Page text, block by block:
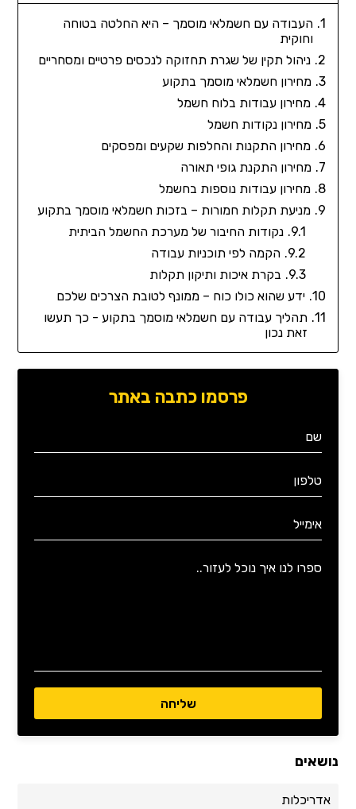
העבודה עם חשמלאי מוסמך – היא החלטה בטוחה
וחוקית
ניהול תקין של שגרת תחזוקה לנכסים פרטיים ומסחריים
מחירון חשמלאי מוסמך בתקוע
מחירון עבודות בלוח חשמל
מחירון נקודות חשמל
מחירון התקנות והחלפות שקעים ומפסקים
מחירון התקנת גופי תאורה
מחירון עבודות נוספות בחשמל
מניעת תקלות חמורות – בזכות חשמלאי מוסמך בתקוע
נקודות החיבור של מערכת החשמל הביתית
הקמה לפי תוכניות עבודה
בקרת איכות ותיקון תקלות
ידע שהוא כולו כוח – ממונף לטובת הצרכים שלכם
תהליך עבודה עם חשמלאי מוסמך בתקוע - כך תעשו
זאת נכון
פרסמו כתבה באתר
נושאים
אדריכלות